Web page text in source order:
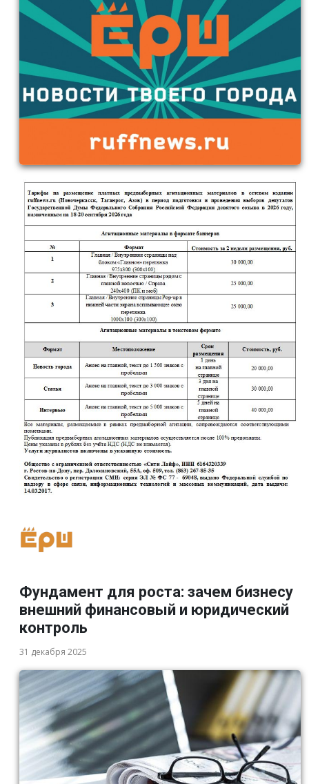
Фундамент для роста: зачем бизнесу
внешний финансовый и юридический
контроль
31 декабря 2025